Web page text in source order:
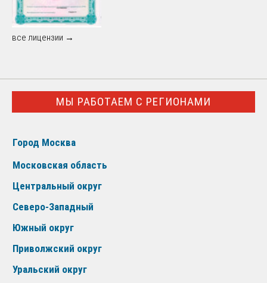
все лицензии →
МЫ РАБОТАЕМ С РЕГИОНАМИ
Город Москва
Московская область
Центральный округ
Северо-Западный
Южный округ
Приволжский округ
Уральский округ